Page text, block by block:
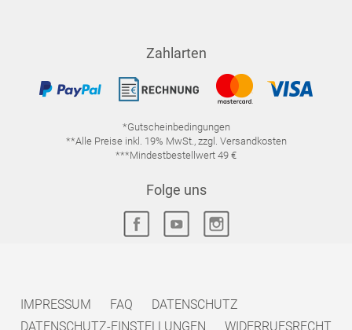
Zahlarten
*Gutscheinbedingungen
**Alle Preise inkl. 19% MwSt., zzgl. Versandkosten
***Mindestbestellwert 49 €
Folge uns
IMPRESSUM FAQ
DATENSCHUTZ
DATENSCHUTZ-EINSTELLUNGEN
WIDERRUFSRECHT